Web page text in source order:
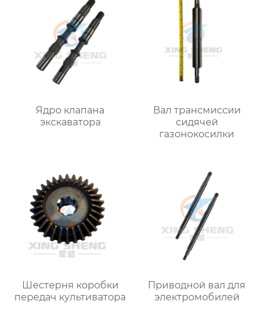
Ядро клапана
экскаватора
Вал трансмиссии
сидячей
газонокосилки
Шестерня коробки
передач культиватора
Приводной вал для
электромобилей